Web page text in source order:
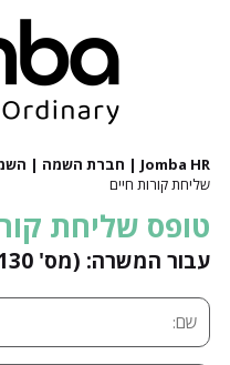
Jomba HR | חברת השמה | השמת בכירים | השמת פיננסים |
שליחת קורות חיים
טופס שליחת
עבור המשרה: (מס' #3130)